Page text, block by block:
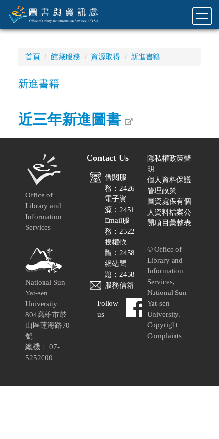
到
主
首頁 館藏服務 資源取得 新進書籍
新進書籍
近三年新進圖書
Office of
Library and
Information
Services
National Sun
Yat-sen
University
804高雄市鼓
山區蓮海路70
號
總機： 07-
5252000
Contact Us
借閱服
務：2426
電子資
源：2451
Email服
務：2522
授權軟
體：2458
網站問
題：2458
服務信箱
Follow
us
隱私權政策聲
明
個人資料保護
管理政策
圖資處保有個
人資料檔案公
開項目彙整表
© Office of
Library and
Information
Services,
National Sun
Yat-sen
University.
Copyright
Complaints